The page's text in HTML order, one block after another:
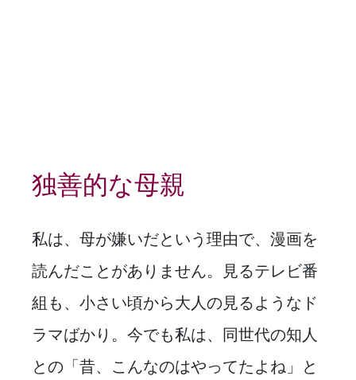
独善的な母親
私は、母が嫌いだという理由で、漫画を
読んだことがありません。見るテレビ番
組も、小さい頃から大人の見るようなド
ラマばかり。今でも私は、同世代の知人
との「昔、こんなのはやってたよね」と